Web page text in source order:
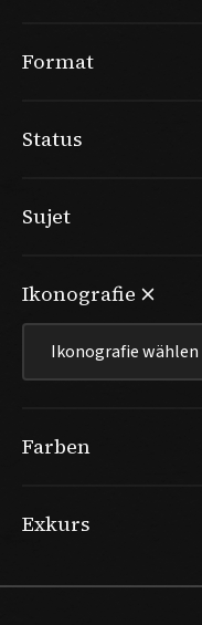
Format
Status
Sujet
Ikonografie
Ikonografie wählen
Farben
Exkurs